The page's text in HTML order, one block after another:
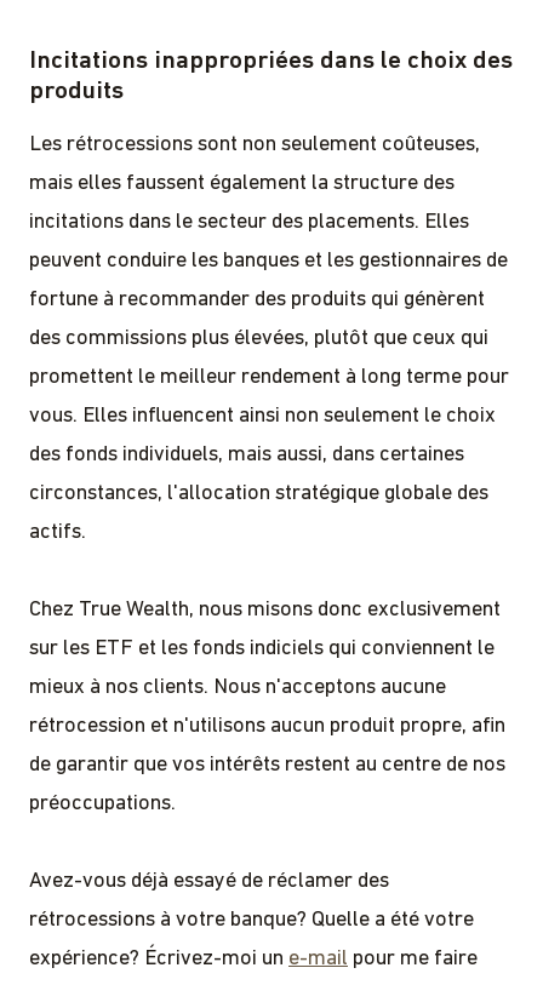
Incitations inappropriées dans le choix des
produits
Les rétrocessions sont non seulement coûteuses,
mais elles faussent également la structure des
incitations dans le secteur des placements. Elles
peuvent conduire les banques et les gestionnaires de
fortune à recommander des produits qui génèrent
des commissions plus élevées, plutôt que ceux qui
promettent le meilleur rendement à long terme pour
vous. Elles influencent ainsi non seulement le choix
des fonds individuels, mais aussi, dans certaines
circonstances, l'allocation stratégique globale des
actifs.
Chez True Wealth, nous misons donc exclusivement
sur les ETF et les fonds indiciels qui conviennent le
mieux à nos clients. Nous n'acceptons aucune
rétrocession et n'utilisons aucun produit propre, afin
de garantir que vos intérêts restent au centre de nos
préoccupations.
Avez-vous déjà essayé de réclamer des
rétrocessions à votre banque? Quelle a été votre
expérience? Écrivez-moi un e-mail pour me faire